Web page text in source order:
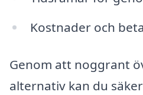
Kostnader och
Genom att noggrant
alternativ kan du